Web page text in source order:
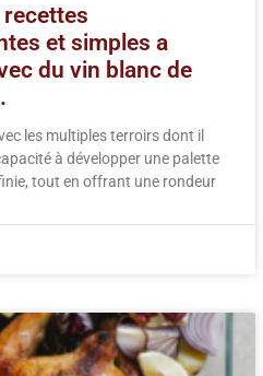
recettes
et simples a
du vin blanc de
les multiples terroirs dont il
à développer une palette
tout en offrant une rondeur